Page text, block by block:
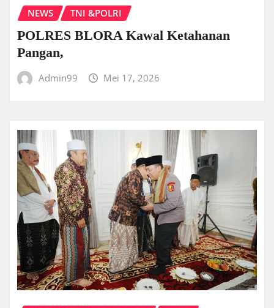
NEWS TNI &POLRI
POLRES BLORA Kawal Ketahanan
Pangan,
Admin99 Mei 17, 2026